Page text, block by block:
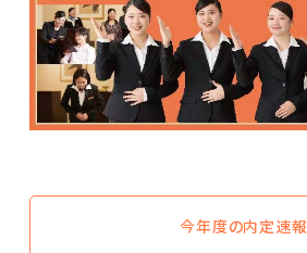
今年度の内定速報